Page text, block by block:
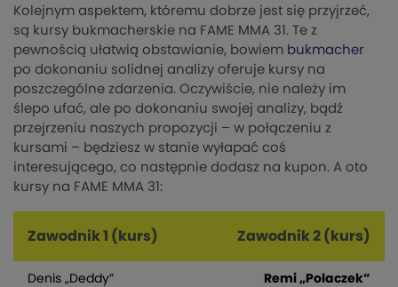
Kolejnym aspektem, któremu dobrze jest się przyjrzeć,
są kursy bukmacherskie na FAME MMA 31. Te z
pewnością ułatwią obstawianie, bowiem bukmacher
po dokonaniu solidnej analizy oferuje kursy na
poszczególne zdarzenia. Oczywiście, nie należy im
ślepo ufać, ale po dokonaniu swojej analizy, bądź
przejrzeniu naszych propozycji – w połączeniu z
kursami – będziesz w stanie wyłapać coś
interesującego, co następnie dodasz na kupon. A oto
kursy na FAME MMA 31:
Zawodnik 1 (kurs) Zawodnik 2 (kurs)
Denis „Deddy” Remi „Polaczek”